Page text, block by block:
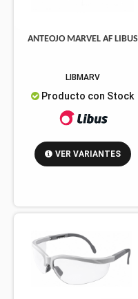
ANTEOJO MARVEL AF LIBUS
LIBMARV
Producto con Stock
VER VARIANTES